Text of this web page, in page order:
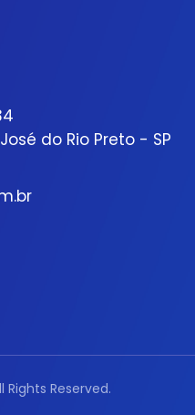
do Rio Preto - SP
Rights Reserved.